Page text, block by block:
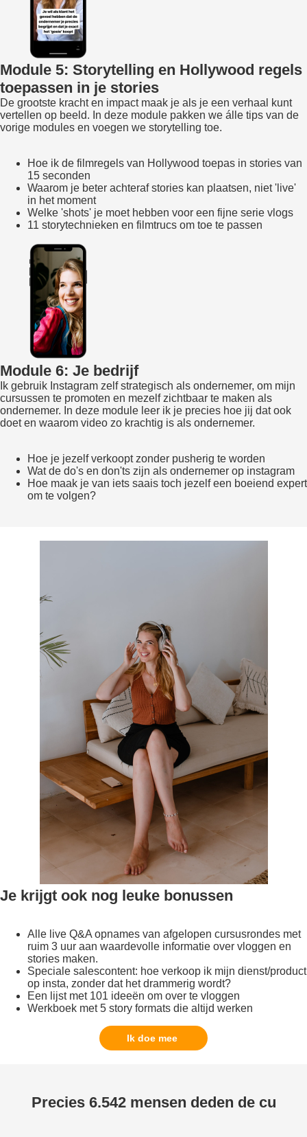
Module 5: Storytelling en Hollywood regels
toepassen in je stories
De grootste kracht en impact maak je als je een verhaal kunt
vertellen op beeld. In deze module pakken we álle tips van de
vorige modules en voegen we storytelling toe.
Hoe ik de filmregels van Hollywood toepas in stories van
15 seconden
Waarom je beter achteraf stories kan plaatsen, niet 'live'
in het moment
Welke 'shots' je moet hebben voor een fijne serie vlogs
11 storytechnieken en filmtrucs om toe te passen
Module 6: Je bedrijf
Ik gebruik Instagram zelf strategisch als ondernemer, om mijn
cursussen te promoten en mezelf zichtbaar te maken als
ondernemer. In deze module leer ik je precies hoe jij dat ook
doet en waarom video zo krachtig is als ondernemer.
Hoe je jezelf verkoopt zonder pusherig te worden
Wat de do's en don'ts zijn als ondernemer op instagram
Hoe maak je van iets saais toch jezelf een boeiend expert
om te volgen?
Je krijgt ook nog leuke bonussen
Alle live Q&A opnames van afgelopen cursusrondes met
ruim 3 uur aan waardevolle informatie over vloggen en
stories maken.
Speciale salescontent: hoe verkoop ik mijn dienst/product
op insta, zonder dat het drammerig wordt?
Een lijst met 101 ideeën om over te vloggen
Werkboek met 5 story formats die altijd werken
Ik doe mee
ecies 6. 542 m ensen deden de cursu